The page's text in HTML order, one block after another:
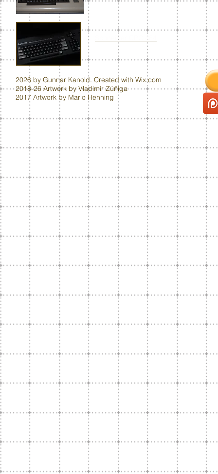
Schneider CPC 464
2026 by Gunnar Kanold. Created with Wix.com
2018-26 Artwork by Vladimir Zúñiga
2017 Artwork by Mario Henning